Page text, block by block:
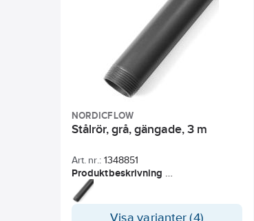
NORDICFLOW
Stålrör, grå, gängade, 3 m
Art. nr.: 1348851
Produktbeskrivning
NordicFlow® gängade rör av kolstål
S195T är tillverkade enligt EN 10255.
Rören är kallformade, längdsvetsade
Visa varianter (4)